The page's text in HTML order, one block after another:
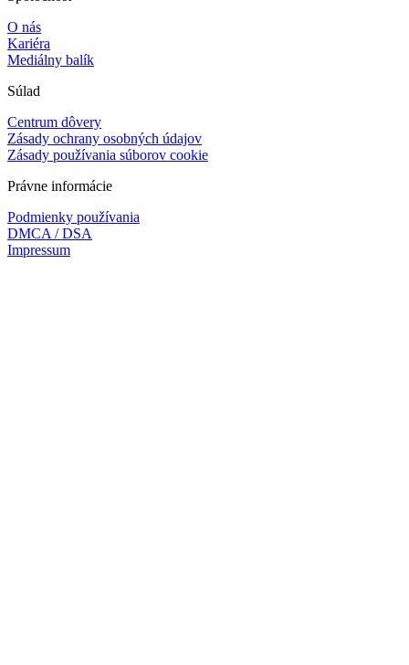
O nás
Kariéra
Mediálny balík
Súlad
Centrum dôvery
Zásady ochrany osobných údajov
Zásady používania súborov cookie
Právne informácie
Podmienky používania
DMCA / DSA
Impressum